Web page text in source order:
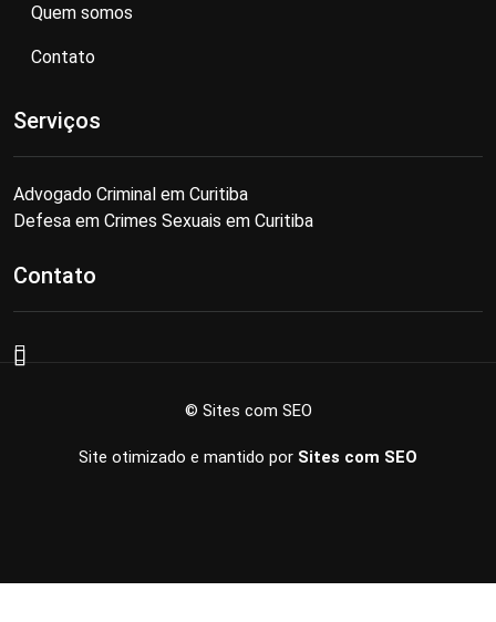
Quem somos
Contato
Serviços
Advogado Criminal em Curitiba
Defesa em Crimes Sexuais em Curitiba
Contato
© Sites com SEO
Site otimizado e mantido por Sites com SEO